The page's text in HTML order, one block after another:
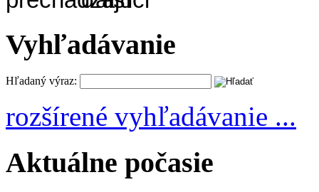
Vyhľadávanie
Hľadaný výraz:
rozšírené vyhľadávanie ...
Aktuálne počasie